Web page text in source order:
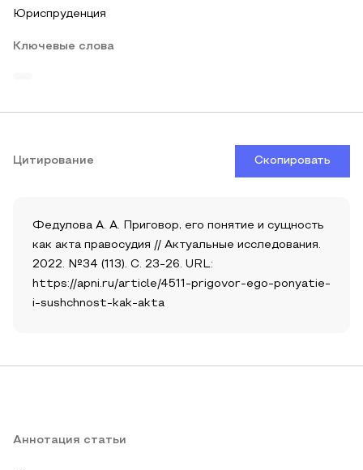
Юриспруденция
Ключевые слова
Цитирование Скопировать
Федулова А. А. Приговор, его понятие и сущность
как акта правосудия // Актуальные исследования.
2022. №34 (113). С. 23-26. URL:
https://apni.ru/article/4511-prigovor-ego-ponyatie-
i-sushchnost-kak-akta
Аннотация статьи